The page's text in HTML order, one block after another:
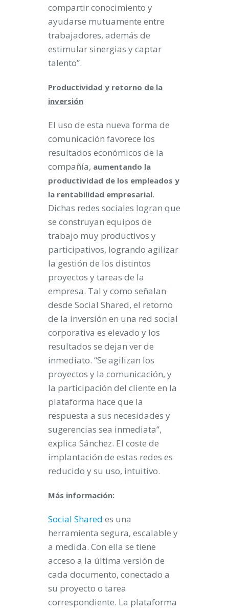
compartir conocimiento y
ayudarse mutuamente entre
trabajadores, además de
estimular sinergias y captar
talento”.
Productividad y retorno de la
inversión
El uso de esta nueva forma de
comunicación favorece los
resultados económicos de la
compañía, aumentando la
productividad de los empleados y
la rentabilidad empresarial.
Dichas redes sociales logran que
se construyan equipos de
trabajo muy productivos y
participativos, logrando agilizar
la gestión de los distintos
proyectos y tareas de la
empresa. Tal y como señalan
desde Social Shared, el retorno
de la inversión en una red social
corporativa es elevado y los
resultados se dejan ver de
inmediato. “Se agilizan los
proyectos y la comunicación, y
la participación del cliente en la
plataforma hace que la
respuesta a sus necesidades y
sugerencias sea inmediata”,
explica Sánchez. El coste de
implantación de estas redes es
reducido y su uso, intuitivo.
Más información:
Social Shared es una
herramienta segura, escalable y
a medida. Con ella se tiene
acceso a la última versión de
cada documento, conectado a
su proyecto o tarea
correspondiente. La plataforma